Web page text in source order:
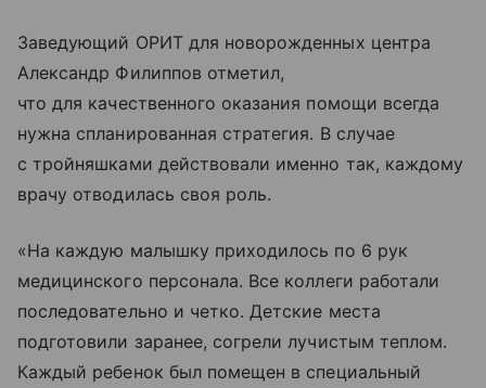
Заведующий ОРИТ для новорожденных центра
Александр Филиппов отметил,
что для качественного оказания помощи всегда
нужна спланированная стратегия. В случае
с тройняшками действовали именно так, каждому
врачу отводилась своя роль.
«На каждую малышку приходилось по 6 рук
медицинского персонала. Все коллеги работали
последовательно и четко. Детские места
подготовили заранее, согрели лучистым теплом.
Каждый ребенок был помещен в специальный